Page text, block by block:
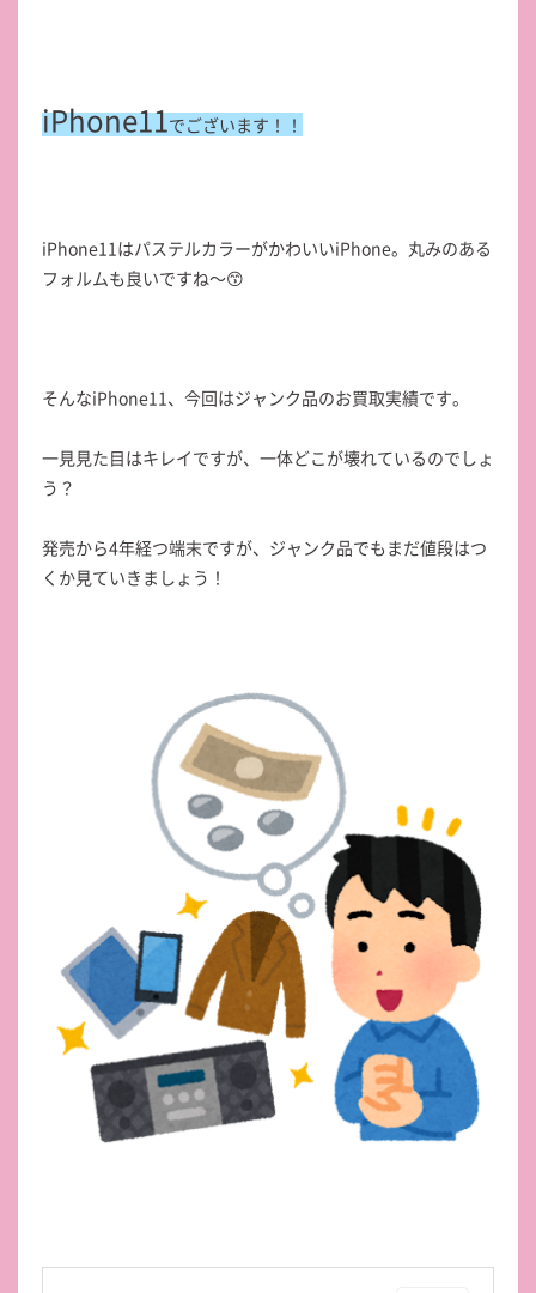
iPhone11でございます！！
iPhone11はパステルカラーがかわいいiPhone。丸みのある
フォルムも良いですね～😙
そんなiPhone11、今回はジャンク品のお買取実績です。
一見見た目はキレイですが、一体どこが壊れているのでしょ
う？
発売から4年経つ端末ですが、ジャンク品でもまだ値段はつ
くか見ていきましょう！